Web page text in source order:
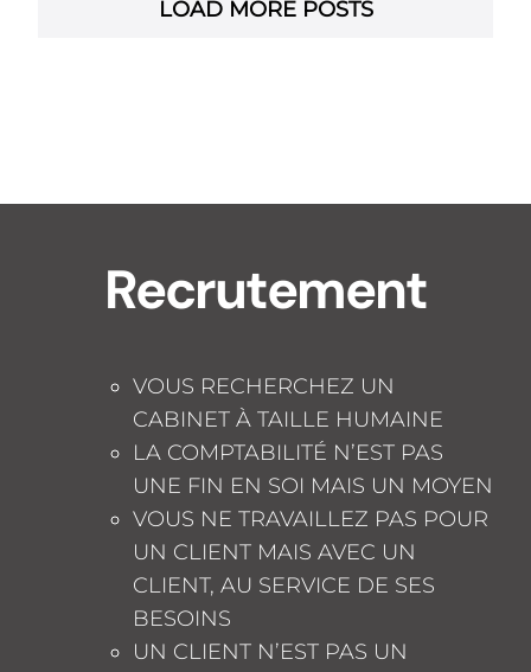
LOAD MORE POSTS
Recrutement
VOUS RECHERCHEZ UN
CABINET À TAILLE HUMAINE
LA COMPTABILITÉ N’EST PAS
UNE FIN EN SOI MAIS UN MOYEN
VOUS NE TRAVAILLEZ PAS POUR
UN CLIENT MAIS AVEC UN
CLIENT, AU SERVICE DE SES
BESOINS
UN CLIENT N’EST PAS UN